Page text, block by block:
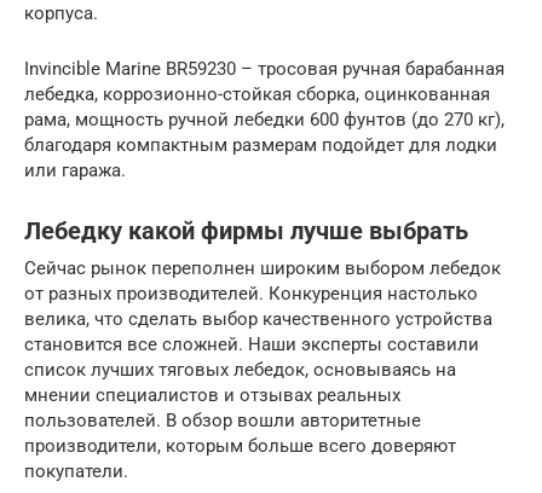
корпуса.
Invincible Marine BR59230 – тросовая ручная барабанная
лебедка, коррозионно-стойкая сборка, оцинкованная
рама, мощность ручной лебедки 600 фунтов (до 270 кг),
благодаря компактным размерам подойдет для лодки
или гаража.
Лебедку какой фирмы лучше выбрать
Сейчас рынок переполнен широким выбором лебедок
от разных производителей. Конкуренция настолько
велика, что сделать выбор качественного устройства
становится все сложней. Наши эксперты составили
список лучших тяговых лебедок, основываясь на
мнении специалистов и отзывах реальных
пользователей. В обзор вошли авторитетные
производители, которым больше всего доверяют
покупатели.